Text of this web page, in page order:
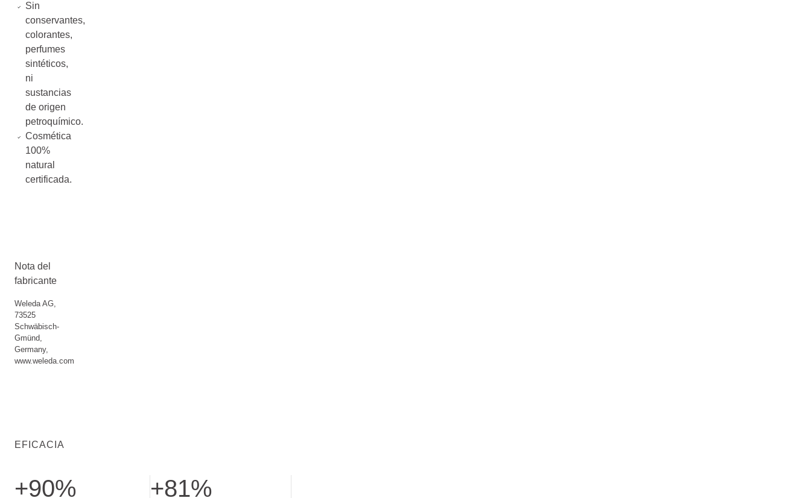
Sin
conservantes,
colorantes,
perfumes
sintéticos,
ni
sustancias
de origen
petroquímico.
Cosmética
100%
natural
certificada.
Nota del
fabricante
Weleda AG,
73525
Schwäbisch-
Gmünd,
Germany,
www.weleda.com
EFICACIA
+90% +81%